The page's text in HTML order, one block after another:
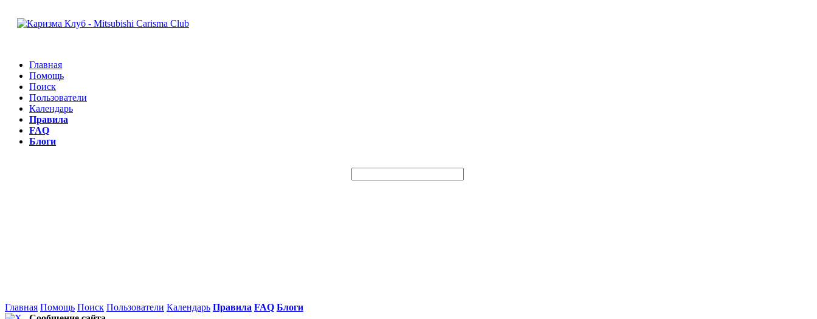
Главная
Помощь
Поиск
Пользователи
Календарь
Правила
FAQ
Блоги
Главная Помощь Поиск Пользователи Календарь Правила FAQ Блоги